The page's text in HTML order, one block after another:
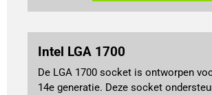
Intel LGA 1700
De LGA 1700 socket is ontworpen
14e generatie. Deze socket